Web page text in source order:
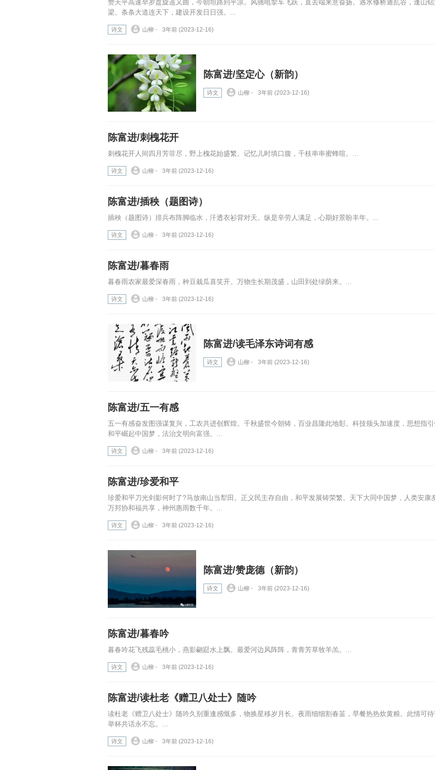
赞天平高速早岁盘旋遥又曲，今朝坦路到平凉。风驰电掣车飞跃，直去端来意奋扬。遇水修桥通乱谷，逢山
梁。条条大道连天下，建设开发日日强。...
诗文 山柳 ⋅ 3年前 (2023-12-16)
陈富进/坚定心（新韵）
诗文 山柳 ⋅ 3年前 (2023-12-16)
陈富进/刺槐花开
刺槐花开人间四月芳菲尽，野上槐花始盛繁。记忆儿时填口腹，千枝串串蜜蜂喧。...
诗文 山柳 ⋅ 3年前 (2023-12-16)
陈富进/插秧（题图诗）
插秧（题图诗）排兵布阵脚临水，汗透衣衫背对天。纵是辛劳人满足，心期好景盼丰年。...
诗文 山柳 ⋅ 3年前 (2023-12-16)
陈富进/暮春雨
暮春雨农家最爱深春雨，种豆栽瓜喜笑开。万物生长期茂盛，山田到处绿荫来。...
诗文 山柳 ⋅ 3年前 (2023-12-16)
陈富进/读毛泽东诗词有感
诗文 山柳 ⋅ 3年前 (2023-12-16)
陈富进/五一有感
五一有感奋发图强谋复兴，工农共进创辉煌。千秋盛世今朝铸，百业昌隆此地彰。科技领头加速度，思想指
和平崛起中国梦，法治文明向富强。...
诗文 山柳 ⋅ 3年前 (2023-12-16)
陈富进/珍爱和平
珍爱和平刀光剑影何时了?马放南山当犁田。正义民主存自由，和平发展铸荣繁。天下大同中国梦，人类安康
万邦协和福共享，神州惠雨数千年。...
诗文 山柳 ⋅ 3年前 (2023-12-16)
陈富进/赞庞德（新韵）
诗文 山柳 ⋅ 3年前 (2023-12-16)
陈富进/暮春吟
暮春吟花飞残蕊毛桃小，燕影翩跹水上飘。最爱河边风阵阵，青青芳草牧羊羔。...
诗文 山柳 ⋅ 3年前 (2023-12-16)
陈富进/读杜老《赠卫八处士》随吟
读杜老《赠卫八处士》随吟久别重逢感慨多，物换星移岁月长。夜雨细细割春韮，早餐热热炊黄粮。此情可
举杯共话永不忘。...
诗文 山柳 ⋅ 3年前 (2023-12-16)